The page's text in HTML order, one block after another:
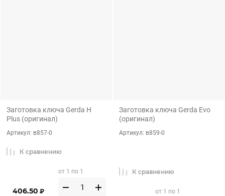
Заготовка ключа Gerda H
Plus (оригинал)
Артикул: в857-0
406.50 ₽
от 1 по 1
К сравнению
Заготовка ключа Gerda Evo
(оригинал)
Артикул: в859-0
от 1 по 1
К сравнению